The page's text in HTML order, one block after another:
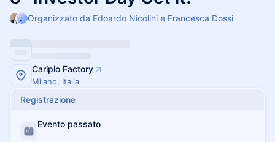
Organizzato da Edoardo Nicolini e Francesca Dossi
Cariplo Factory
Milano, Italia
Registrazione
Evento passato